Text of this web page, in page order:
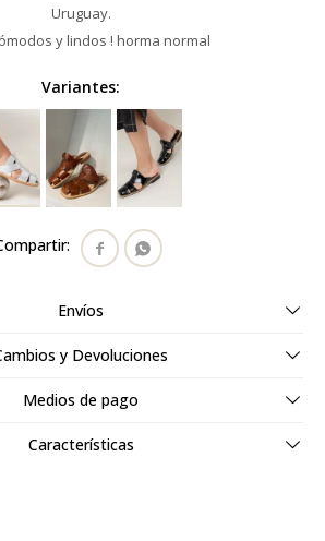
Uruguay.
y lindos ! horma normal
Variantes:
 
Envíos
y Devoluciones
Medios de pago
Características